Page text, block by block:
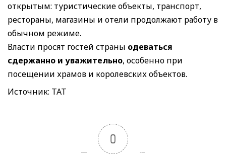
открытым: туристические объекты, транспорт,
рестораны, магазины и отели продолжают работу в
обычном режиме.
Власти просят гостей страны одеваться
сдержанно и уважительно, особенно при
посещении храмов и королевских объектов.
Источник: ТАТ
0